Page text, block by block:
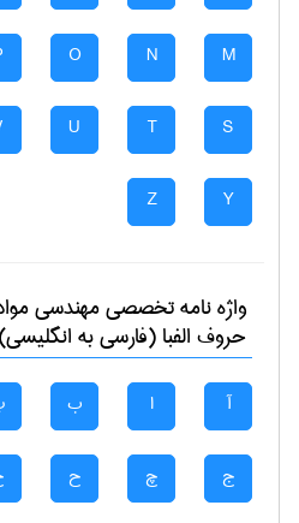
M
N
O
S
T
U
Y
Z
واژه نامه تخصصیمهندسی
حروف الفبا (فارسی به انگلیسی)
آ ا ب
ج چ ح